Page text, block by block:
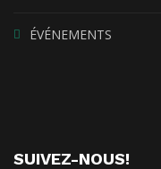
ÉVÉNEMENTS
SUIVEZ-NOUS!